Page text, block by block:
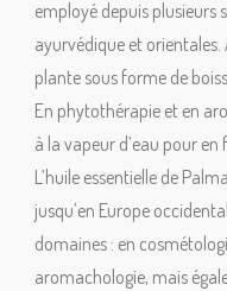
employé depuis plusieurs
ayurvédique et
plante sous forme de
En phytothérapie et en
à la vapeur d’eau pour en
L’huile essentielle de
jusqu’en Europe
domaines : en
aromachologie, mais